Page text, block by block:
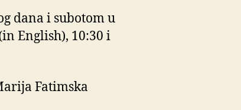
dana i subotom u
English), 10:30 i
Fatimska